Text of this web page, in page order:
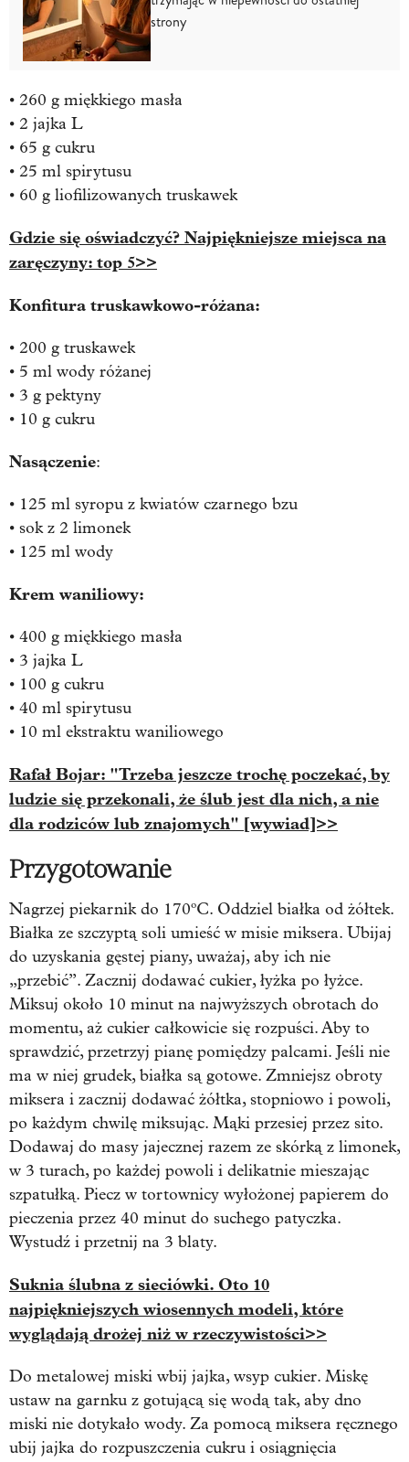
strony
• 260 g miękkiego masła
• 2 jajka L
• 65 g cukru
• 25 ml spirytusu
• 60 g liofilizowanych truskawek
Gdzie się oświadczyć? Najpiękniejsze miejsca na
zaręczyny: top 5>>
Konfitura truskawkowo-różana:
• 200 g truskawek
• 5 ml wody różanej
• 3 g pektyny
• 10 g cukru
Nasączenie:
• 125 ml syropu z kwiatów czarnego bzu
• sok z 2 limonek
• 125 ml wody
Krem waniliowy:
• 400 g miękkiego masła
• 3 jajka L
• 100 g cukru
• 40 ml spirytusu
• 10 ml ekstraktu waniliowego
Rafał Bojar: "Trzeba jeszcze trochę poczekać, by
ludzie się przekonali, że ślub jest dla nich, a nie
dla rodziców lub znajomych" [wywiad]>>
Przygotowanie
Nagrzej piekarnik do 170ºC. Oddziel białka od żółtek.
Białka ze szczyptą soli umieść w misie miksera. Ubijaj
do uzyskania gęstej piany, uważaj, aby ich nie
„przebić”. Zacznij dodawać cukier, łyżka po łyżce.
Miksuj około 10 minut na najwyższych obrotach do
momentu, aż cukier całkowicie się rozpuści. Aby to
sprawdzić, przetrzyj pianę pomiędzy palcami. Jeśli nie
ma w niej grudek, białka są gotowe. Zmniejsz obroty
miksera i zacznij dodawać żółtka, stopniowo i powoli,
po każdym chwilę miksując. Mąki przesiej przez sito.
Dodawaj do masy jajecznej razem ze skórką z limonek,
w 3 turach, po każdej powoli i delikatnie mieszając
szpatułką. Piecz w tortownicy wyłożonej papierem do
pieczenia przez 40 minut do suchego patyczka.
Wystudź i przetnij na 3 blaty.
Suknia ślubna z sieciówki. Oto 10
najpiękniejszych wiosennych modeli, które
wyglądają drożej niż w rzeczywistości>>
Do metalowej miski wbij jajka, wsyp cukier. Miskę
ustaw na garnku z gotującą się wodą tak, aby dno
miski nie dotykało wody. Za pomocą miksera ręcznego
ubij jajka do rozpuszczenia cukru i osiągnięcia